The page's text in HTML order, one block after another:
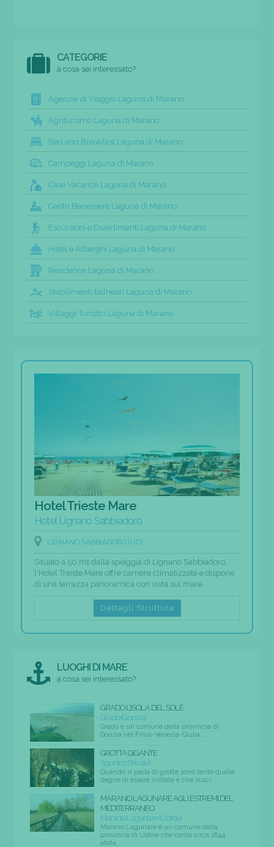
CATEGORIE
a cosa sei interessato?
Agenzie di Viaggio Laguna di Marano
Agriturismo Laguna di Marano
Bed and Breakfast Laguna di Marano
Campeggi Laguna di Marano
Case Vacanze Laguna di Marano
Centri Benessere Laguna di Marano
Escursioni e Divertimenti Laguna di Marano
Hotel e Alberghi Laguna di Marano
Residence Laguna di Marano
Stabilimenti balneari Laguna di Marano
Villaggi Turistici Laguna di Marano
Hotel Trieste Mare
Hotel Lignano Sabbiadoro
LIGNANO SABBIADORO (UD)
Situato a 50 mt dalla spiaggia di Lignano Sabbiadoro,
l'Hotel Trieste Mare offre camere climatizzate e dispone
di una terrazza panoramica con vista sul mare.
Dettagli Struttura
LUOGHI DI MARE
a cosa sei interessato?
GRADO L’ISOLA DEL SOLE
Grado (Gorizia)
Grado è un comune della provincia di
Gorizia nel Friuli-Venezia-Giulia....
GROTTA GIGANTE
Sgonico (Trieste)
Quando si parla di grotte sono tante quelle
degne di essere visitate e che susci...
MARANO LAGUNARE AGLI ESTREMI DEL
MEDITERRANEO
Marano Lagunare (Udine)
Marano Lagunare è un comune della
provincia di Udine che conta circa 1844
abita...